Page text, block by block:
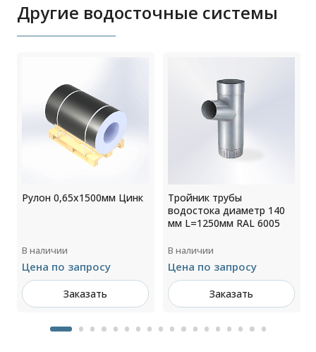
Другие водосточные системы
Рулон 0,65x1500мм Цинк
В наличии
Цена по запросу
Заказать
Тройник трубы
водостока диаметр 140
мм L=1250мм RAL 6005
В наличии
Цена по запросу
Заказать